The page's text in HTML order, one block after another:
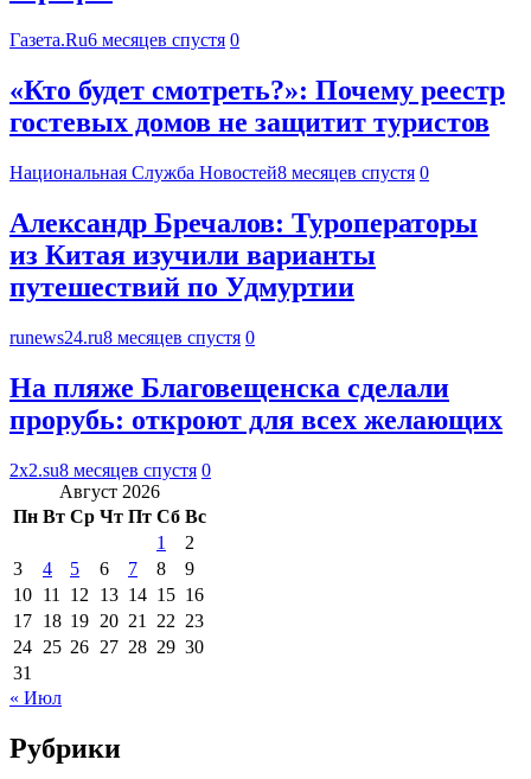
Газета.Ru6 месяцев спустя 0
«Кто будет смотреть?»: Почему реестр
гостевых домов не защитит туристов
Национальная Служба Новостей8 месяцев спустя 0
Александр Бречалов: Туроператоры
из Китая изучили варианты
путешествий по Удмуртии
runews24.ru8 месяцев спустя 0
На пляже Благовещенска сделали
прорубь: откроют для всех желающих
2x2.su8 месяцев спустя 0
Август 2026
Пн Вт Ср Чт Пт Сб Вс
1
2
3
4 5 6 7 8
9
10 11 12 13 14 15 16
17 18 19 20 21 22 23
24 25 26 27 28 29 30
31
« Июл
Рубрики